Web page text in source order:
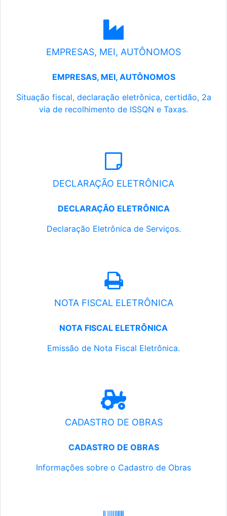
EMPRESAS, MEI, AUTÔNOMOS
EMPRESAS, MEI, AUTÔNOMOS
Situação fiscal, declaração eletrônica, certidão, 2a
via de recolhimento de ISSQN e Taxas.
DECLARAÇÃO ELETRÔNICA
DECLARAÇÃO ELETRÔNICA
Declaração Eletrônica de Serviços.
NOTA FISCAL ELETRÔNICA
NOTA FISCAL ELETRÔNICA
Emissão de Nota Fiscal Eletrônica.
CADASTRO DE OBRAS
CADASTRO DE OBRAS
Informações sobre o Cadastro de Obras